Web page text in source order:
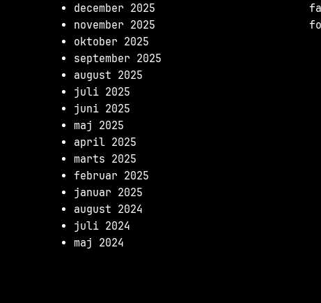
december 2025
november 2025
oktober 2025
september 2025
august 2025
juli 2025
juni 2025
maj 2025
april 2025
marts 2025
februar 2025
januar 2025
august 2024
juli 2024
maj 2024